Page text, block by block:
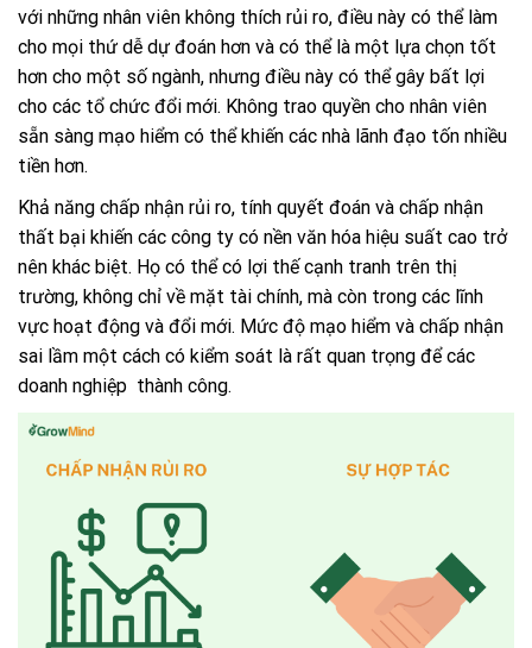
với những nhân viên không thích rủi ro, điều này có thể làm
cho mọi thứ dễ dự đoán hơn và có thể là một lựa chọn tốt
hơn cho một số ngành, nhưng điều này có thể gây bất lợi
cho các tổ chức đổi mới. Không trao quyền cho nhân viên
sẵn sàng mạo hiểm có thể khiến các nhà lãnh đạo tốn nhiều
tiền hơn.
Khả năng chấp nhận rủi ro, tính quyết đoán và chấp nhận
thất bại khiến các công ty có nền văn hóa hiệu suất cao trở
nên khác biệt. Họ có thểcó lợi thế cạnh tranh trên thị
trường, không chỉ về mặt tài chính, mà còn trong các lĩnh
vực hoạt động và đổi mới. Mức độ mạo hiểm và chấp nhận
sai lầm một cách có kiểm soát là rất quan trọng để các
doanh nghiệp thành công.